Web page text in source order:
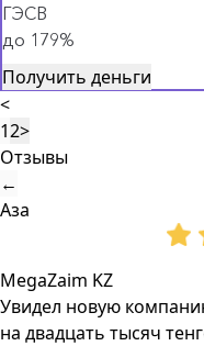
ГЭСВ
до 179%
Получить деньги
<
12>
Отзывы
←
Аза
MegaZaim KZ
Увидел новую
на двадцать тысяч